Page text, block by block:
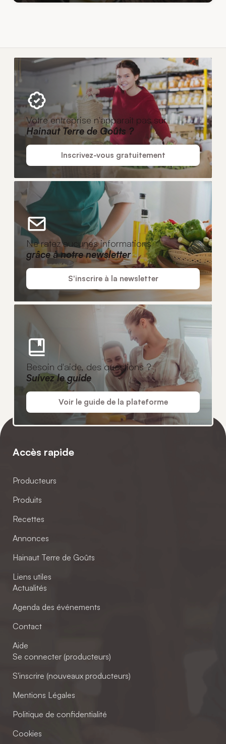
Votre entreprise n'apparaît pas sur
Hainaut Terre de Goûts ?
Inscrivez-vous gratuitement
Ne ratez aucunes informations
grâce à notre newsletter
S'inscrire à la newsletter
Besoin d'aide, des questions ?
Suivez le guide
Voir le guide de la plateforme
Accès rapide
Producteurs
Produits
Recettes
Annonces
Hainaut Terre de Goûts
Liens utiles
Actualités
Agenda des événements
Contact
Aide
Se connecter (producteurs)
S'inscrire (nouveaux producteurs)
Mentions Légales
Politique de confidentialité
Cookies